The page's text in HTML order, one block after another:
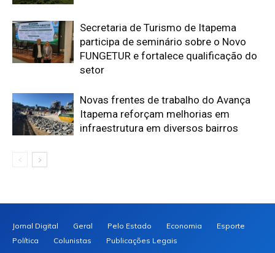
Secretaria de Turismo de Itapema
participa de seminário sobre o Novo
FUNGETUR e fortalece qualificação do
setor
Novas frentes de trabalho do Avança
Itapema reforçam melhorias em
infraestrutura em diversos bairros
Jornal Digital Geral Pelo Estado Economia
Esporte
Política
Colunistas Publicações Legais